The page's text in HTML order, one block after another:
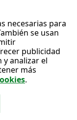
necesarias para
se usan
publicidad
y analizar el
más
.